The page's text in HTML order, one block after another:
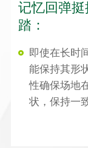
记忆回弹
踏：
即使在长时
能保持其形
性确保场地
状，保持一